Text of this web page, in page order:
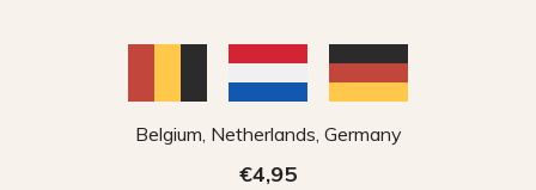
Belgium, Netherlands, Germany
€4,95